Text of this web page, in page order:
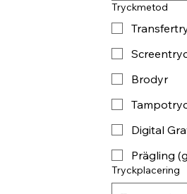
Tryckmetod
Brodyr
Digital
Prägling
Tryckplacering